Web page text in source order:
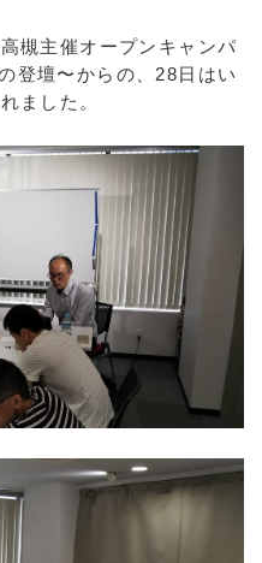
槻主催オープンキャンパ
登壇〜からの、28日はい
ました。